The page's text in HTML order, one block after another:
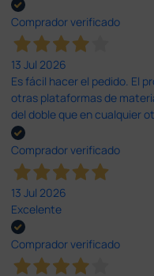
Comprador verificado
13 Jul 2026
Es fácil hacer el pedido. El
otras plataformas de
del doble que en cualquier
Comprador verificado
13 Jul 2026
Excelente
Comprador verificado